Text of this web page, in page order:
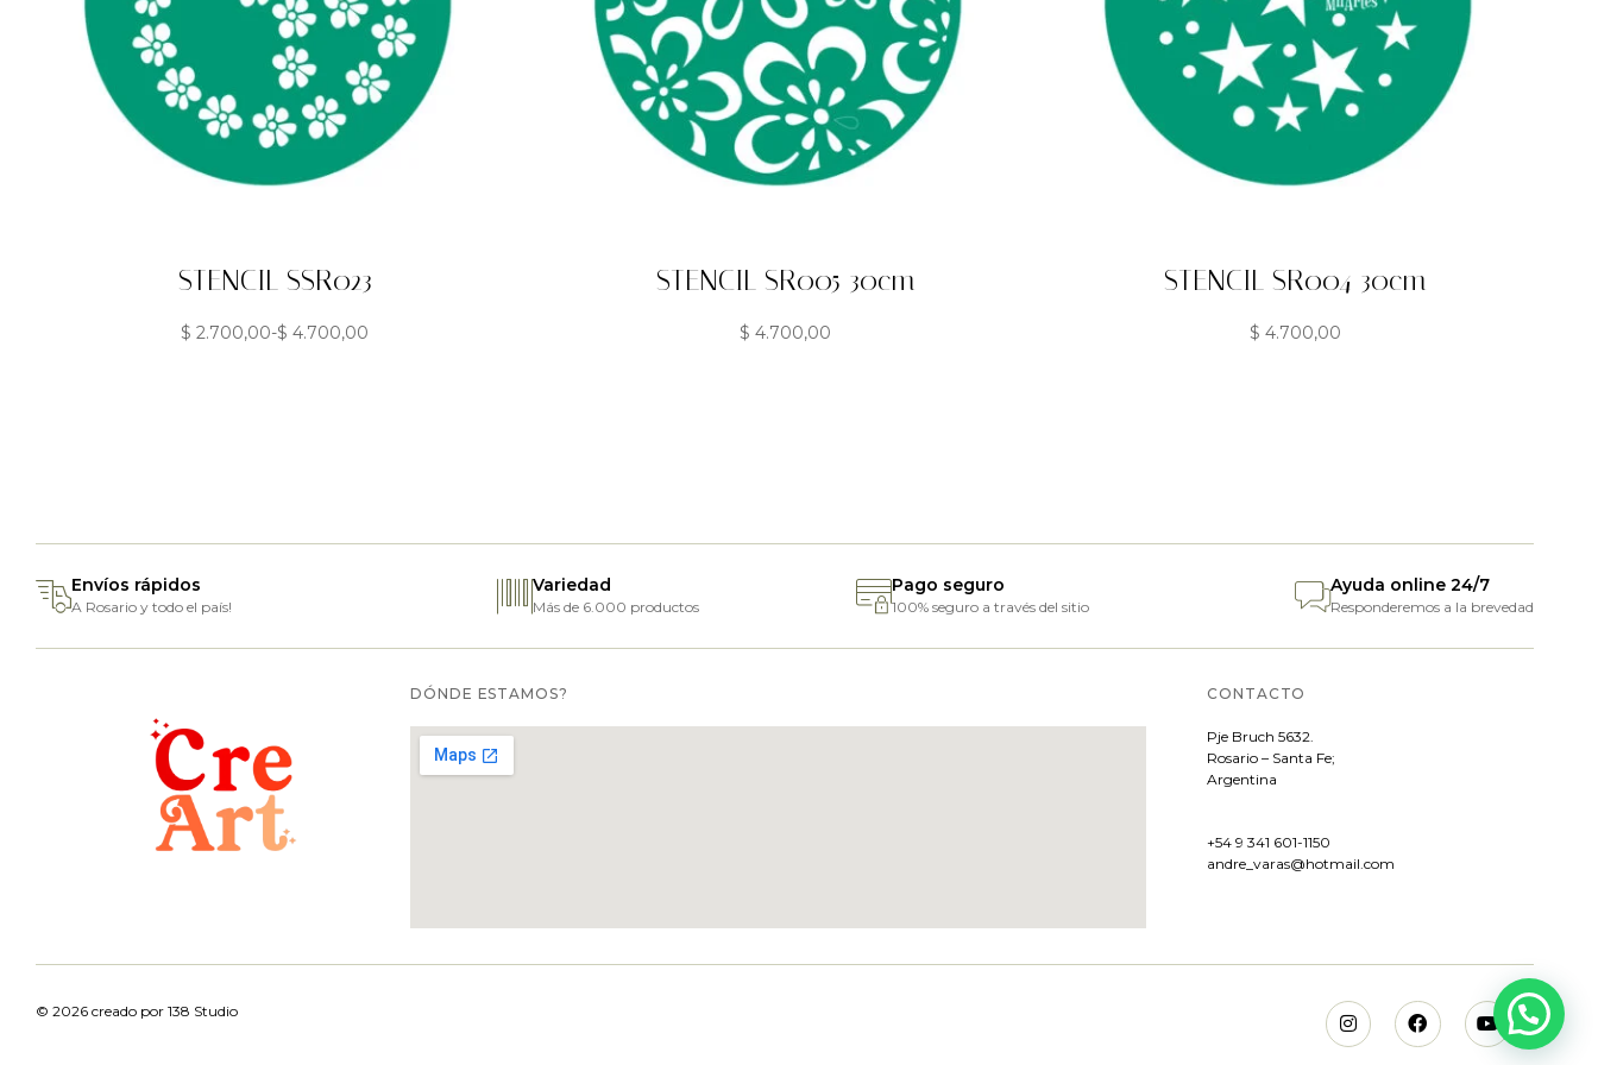
STENCIL SSR023
$ 2.700,00-$ 4.700,00
STENCIL SR005 30cm
$ 4.700,00
STENCIL SR004 30cm
$ 4.700,00
Envíos rápidos
A Rosario y todo el país!
Variedad
Más de 6.000 productos
Pago seguro
100% seguro a través del sitio
Ayuda online 24/7
Responderemos a la brevedad
DÓNDE ESTAMOS? CONTACTO
Pje Bruch 5632.
Rosario – Santa Fe;
Argentina
+54 9 341 601-1150
andre_varas@hotmail.com
© 2026 creado por 138 Studio